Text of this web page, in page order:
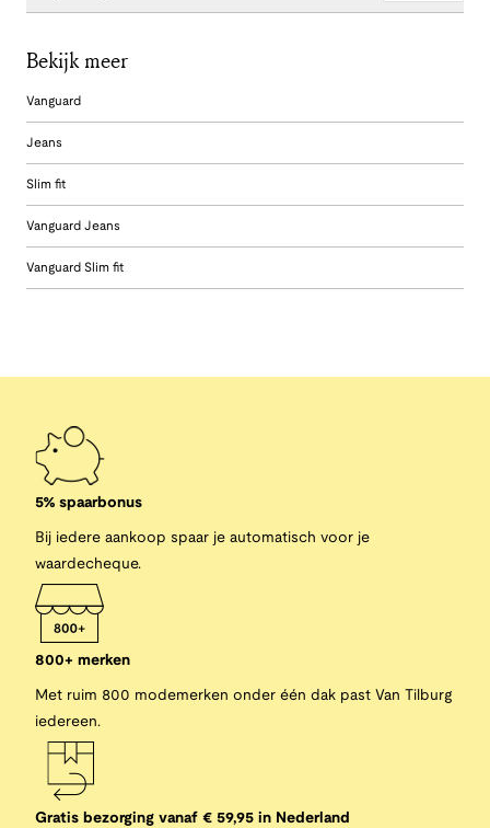
Bekijk meer
Vanguard
Jeans
Slim fit
Vanguard Jeans
Vanguard Slim fit
5% spaarbonus
Bij iedere aankoop spaar je automatisch voor je
waardecheque.
800+ merken
Met ruim 800 modemerken onder één dak past Van Tilburg
iedereen.
Gratis bezorging vanaf € 59,95 in Nederland